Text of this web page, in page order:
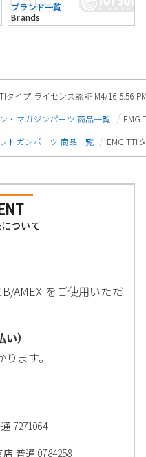
ブランド一覧
Brands
タイプ ライセンス認証 M4/16 5.56
・マガジンパーツ 商品一覧
EMG
トガンパーツ 商品一覧 EMG TTI
ついて
AMEX をご使用いただ
）
ます。
7271064
普通 0784258